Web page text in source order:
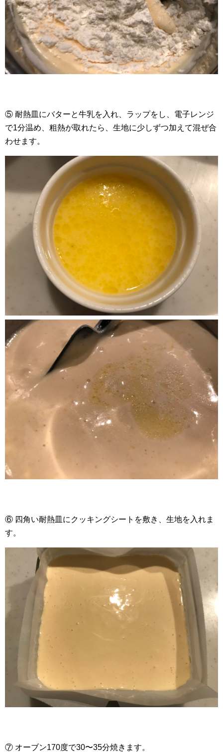
⑤ 耐熱皿にバターと牛乳を入れ、ラップをし、電子レンジ
で1分温め、粗熱が取れたら、生地に少しずつ加えて混ぜ合
わせます。
⑥ 四角い耐熱皿にクッキングシートを敷き、生地を入れま
す。
⑦ オーブン170度で30〜35分焼きます。